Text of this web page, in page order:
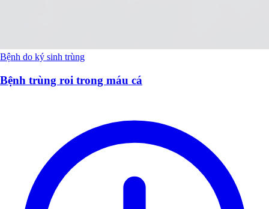
Bệnh do ký sinh trùng
Bệnh trùng roi trong máu cá